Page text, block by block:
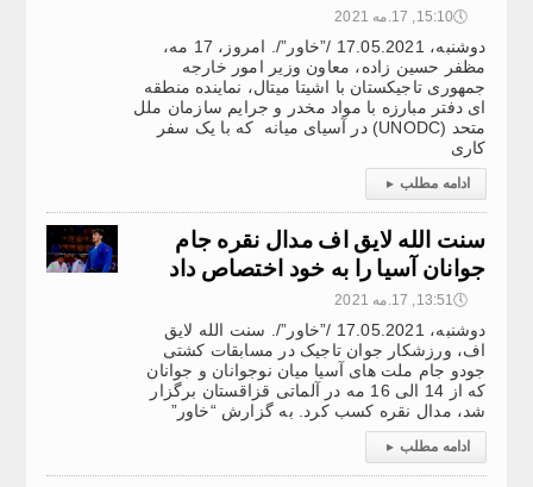
🕔15:10, 17.مه 2021
دوشنبه، 17.05.2021 /”خاور”/. امروز، 17 مه،
مظفر حسین زاده، معاون وزیر امور خارجه
جمهوری تاجیکستان با اشیتا میتال، نماینده منطقه
ای دفتر مبارزه با مواد مخدر و جرایم سازمان ملل
متحد (UNODC) در آسیای میانه که با یک سفر
کاری
ادامه مطلب ▸
سنت الله لایق اف مدال نقره جام
جوانان آسیا را به خود اختصاص داد
🕔13:51, 17.مه 2021
دوشنبه، 17.05.2021 /”خاور”/. سنت الله لایق
اف، ورزشکار جوان تاجیک در مسابقات کشتی
جودو جام ملت های آسیا میان نوجوانان و جوانان
که از 14 الی 16 مه در آلماتی قزاقستان برگزار
شد، مدال نقره کسب کرد. به گزارش “خاور”
ادامه مطلب ▸